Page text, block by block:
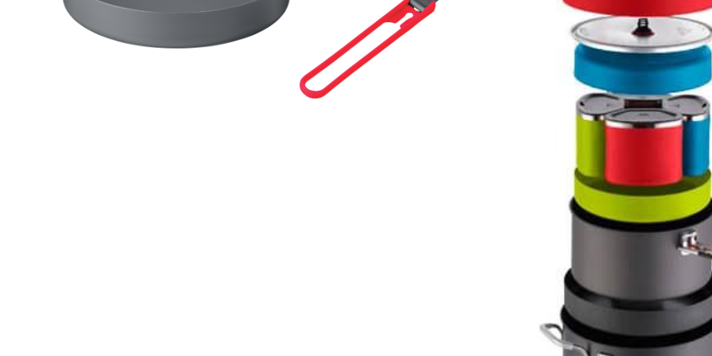
Se butikkinformasjon